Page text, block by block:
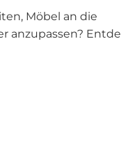
Möbel an die
anzupassen?
Konzentration,
Holen Sie sich